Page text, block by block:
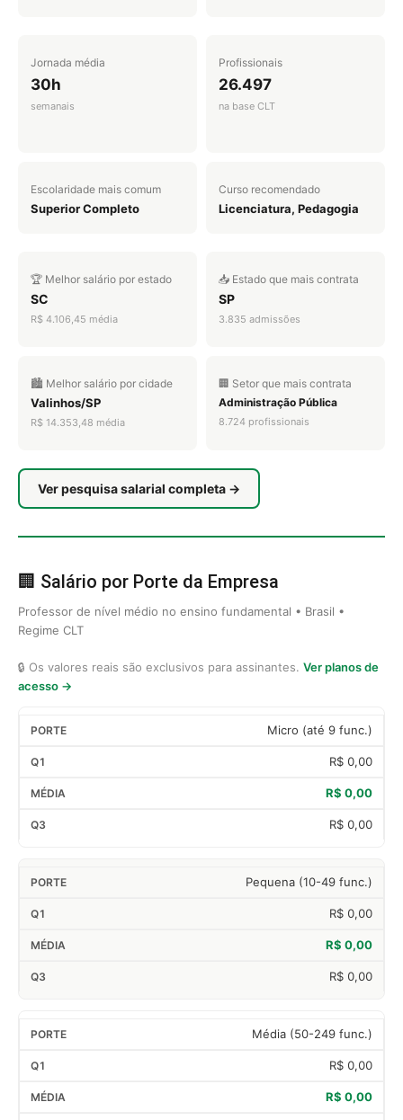
Jornada média
30h
semanais
Profissionais
26.497
na base CLT
Escolaridade mais comum
Superior Completo
Curso recomendado
Licenciatura, Pedagogia
🏆 Melhor salário por estado
SC
R$ 4.106,45 média
📥 Estado que mais contrata
SP
3.835 admissões
🏙️ Melhor salário por cidade
Valinhos/SP
R$ 14.353,48 média
🏢 Setor que mais contrata
Administração Pública
8.724 profissionais
Ver pesquisa salarial completa →
🏢 Salário por Porte da Empresa
Professor de nível médio no ensino fundamental • Brasil •
Regime CLT
🔒 Os valores reais são exclusivos para assinantes. Ver planos de
acesso →
Micro (até 9 func.)
R$ 0,00
R$ 0,00
R$ 0,00
Pequena (10-49 func.)
R$ 0,00
R$ 0,00
R$ 0,00
Média (50-249 func.)
R$ 0,00
R$ 0,00